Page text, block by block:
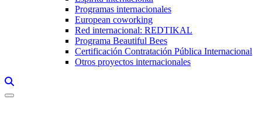
Programas internacionales
European coworking
Red internacional: REDTIKAL
Programa Beautiful Bees
Certificación Contratación Pública Internacional
Otros proyectos internacionales